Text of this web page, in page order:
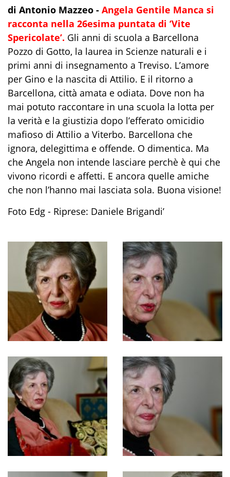
di Antonio Mazzeo - Angela Gentile Manca si
racconta nella 26esima puntata di ‘Vite
Spericolate’. Gli anni di scuola a Barcellona
Pozzo di Gotto, la laurea in Scienze naturali e i
primi anni di insegnamento a Treviso. L’amore
per Gino e la nascita di Attilio. E il ritorno a
Barcellona, città amata e odiata. Dove non ha
mai potuto raccontare in una scuola la lotta per
la verità e la giustizia dopo l’efferato omicidio
mafioso di Attilio a Viterbo. Barcellona che
ignora, delegittima e offende. O dimentica. Ma
che Angela non intende lasciare perchè è qui che
vivono ricordi e affetti. E ancora quelle amiche
che non l’hanno mai lasciata sola. Buona visione!
Foto Edg - Riprese: Daniele Brigandi’